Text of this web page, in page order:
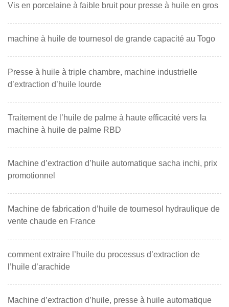
Vis en porcelaine à faible bruit pour presse à huile en gros
machine à huile de tournesol de grande capacité au Togo
Presse à huile à triple chambre, machine industrielle
d’extraction d’huile lourde
Traitement de l’huile de palme à haute efficacité vers la
machine à huile de palme RBD
Machine d’extraction d’huile automatique sacha inchi, prix
promotionnel
Machine de fabrication d’huile de tournesol hydraulique de
vente chaude en France
comment extraire l’huile du processus d’extraction de
l’huile d’arachide
Machine d’extraction d’huile, presse à huile automatique